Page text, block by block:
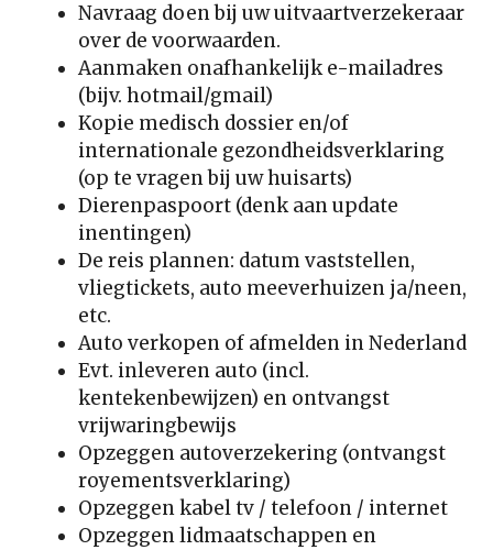
Navraag doen bij uw uitvaartverzekeraar
over de voorwaarden.
Aanmaken onafhankelijk e-mailadres
(bijv. hotmail/gmail)
Kopie medisch dossier en/of
internationale gezondheidsverklaring
(op te vragen bij uw huisarts)
Dierenpaspoort (denk aan update
inentingen)
De reis plannen: datum vaststellen,
vliegtickets, auto meeverhuizen ja/neen,
etc.
Auto verkopen of afmelden in Nederland
Evt. inleveren auto (incl.
kentekenbewijzen) en ontvangst
vrijwaringbewijs
Opzeggen autoverzekering (ontvangst
royementsverklaring)
Opzeggen kabel tv / telefoon / internet
Opzeggen lidmaatschappen en